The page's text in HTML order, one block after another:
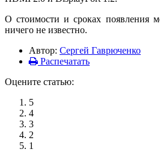
О стоимости и сроках появления
ничего не известно.
Автор: Сергей Гаврюченко
Распечатать
Оцените статью:
5
4
3
2
1